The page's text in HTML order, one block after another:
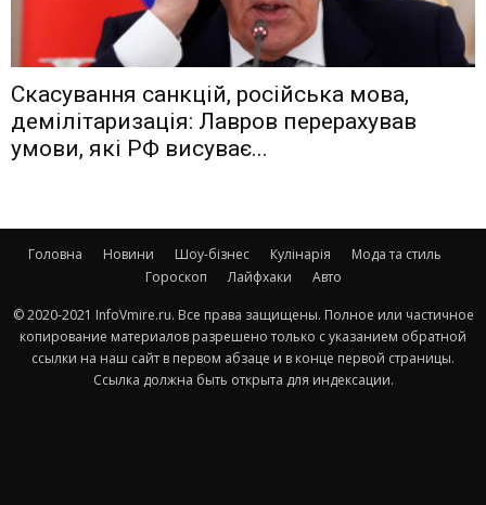
Скасування санкцій, російська мова,
демілітаризація: Лавров перерахував
умови, які РФ висуває...
Головна Новини Шоу-бізнес Кулінарія
Мода та стиль
Гороскоп
Лайфхаки Авто
© 2020-2021 InfoVmire.ru. Все права защищены. Полное или частичное
копирование материалов разрешено только с указанием обратной
ссылки на наш сайт в первом абзаце и в конце первой страницы.
Ссылка должна быть открыта для индексации.